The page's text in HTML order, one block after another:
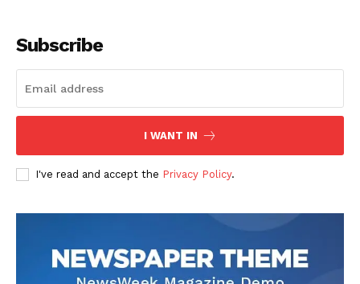
DOWNLOAD NOW
Subscribe
I WANT IN
I've read and accept the Privacy Policy.